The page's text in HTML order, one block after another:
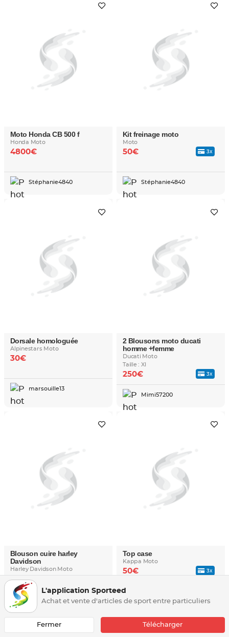
L'application Sporteed
Achat et vente d'articles de sport entre particuliers
Fermer Télécharger
Moto Honda CB 500 f
Honda Moto
4800€
Stéphanie4840
Kit freinage moto
Moto
3x
50€
Stéphanie4840
Dorsale homologuée
Alpinestars Moto
30€
marsouille13
2 Blousons moto ducati
homme +femme
Ducati Moto
Taille : Xl
3x
250€
Mimi57200
Blouson cuire harley
Davidson
Harley Davidson Moto
270€
SOMBI
Top case
Kappa Moto
3x
50€
mimi75